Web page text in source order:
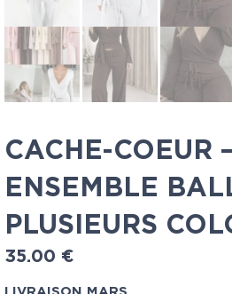
CACHE-COEUR –
ENSEMBLE
PLUSIEURS
35.00 €